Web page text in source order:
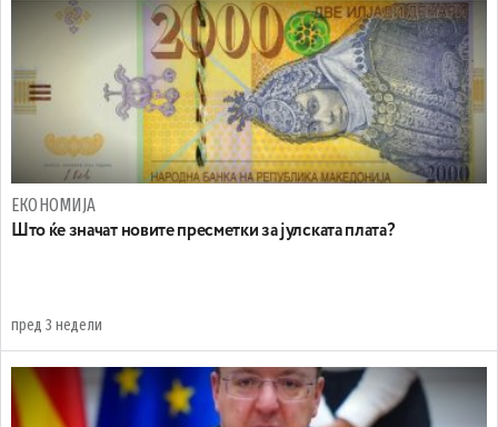
ЕКОНОМИЈА
Што ќе значат новите пресметки за јулската плата?
пред 3 недели